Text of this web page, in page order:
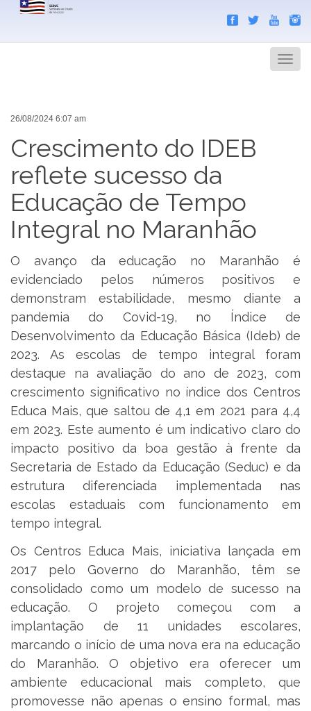
Menu
26/08/2024 6:07 am
Crescimento do IDEB
reflete sucesso da
Educação de Tempo
Integral no Maranhão
O avanço da educação no Maranhão é
evidenciado pelos números positivos e
demonstram estabilidade, mesmo diante a
pandemia do Covid-19, no Índice de
Desenvolvimento da Educação Básica (Ideb) de
2023. As escolas de tempo integral foram
destaque na avaliação do ano de 2023, com
crescimento significativo no índice dos Centros
Educa Mais, que saltou de 4,1 em 2021 para 4,4
em 2023. Este aumento é um indicativo claro do
impacto positivo da boa gestão à frente da
Secretaria de Estado da Educação (Seduc) e da
estrutura diferenciada implementada nas
escolas estaduais com funcionamento em
tempo integral.
Os Centros Educa Mais, iniciativa lançada em
2017 pelo Governo do Maranhão, têm se
consolidado como um modelo de sucesso na
educação. O projeto começou com a
implantação de 11 unidades escolares,
marcando o início de uma nova era na educação
do Maranhão. O objetivo era oferecer um
ambiente educacional mais completo, que
promovesse não apenas o ensino formal, mas